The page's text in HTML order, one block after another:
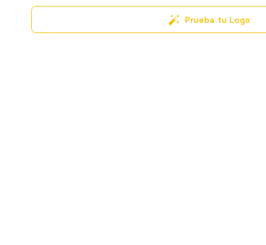
Prueba tu Logo